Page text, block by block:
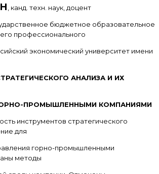
, канд. техн. наук, доцент
бюджетное образовательное
профессионального
экономический университет имени
АНАЛИЗА И ИХ
ПРОМЫШЛЕННЫМИ КОМПАНИЯМИ
инструментов стратегического
для
горно-промышленными
методы